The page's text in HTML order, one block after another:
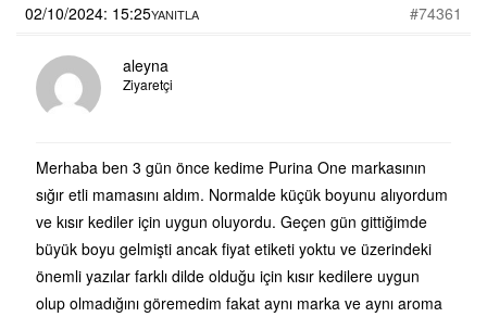
02/10/2024: 15:25
#74361
YANITLA
aleyna
Ziyaretçi
Merhaba ben 3 gün önce kedime Purina One markasının
sığır etli mamasını aldım. Normalde küçük boyunu alıyordum
ve kısır kediler için uygun oluyordu. Geçen gün gittiğimde
büyük boyu gelmişti ancak fiyat etiketi yoktu ve üzerindeki
önemli yazılar farklı dilde olduğu için kısır kedilere uygun
olup olmadığını göremedim fakat aynı marka ve aynı aroma